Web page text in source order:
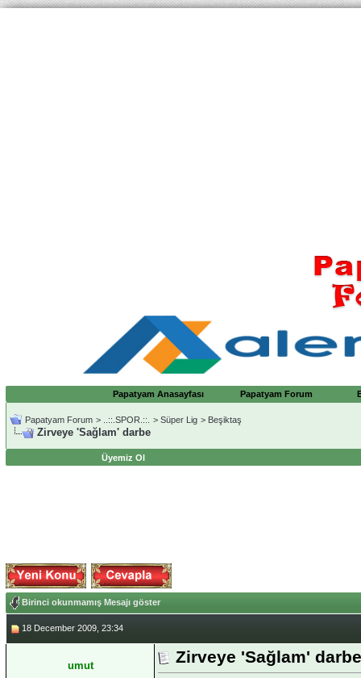
Papatyam Anasayfası Papatyam Forum
Papatyam Forum > ..::.SPOR.::. > Süper Lig > Beşiktaş
Zirveye 'Sağlam' darbe
Üyemiz Ol
Birinci okunmamış Mesajı göster
18 December 2009, 23:34
umut Zirveye 'Sağlam' darbe